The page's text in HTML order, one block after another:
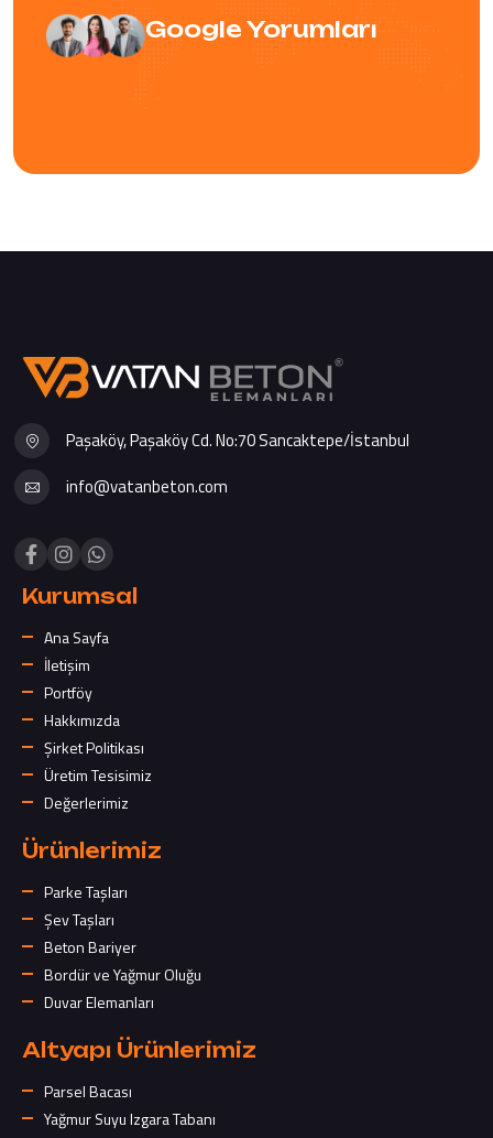
Google Yorumları
Paşaköy, Paşaköy Cd. No:70 Sancaktepe/İstanbul
info@vatanbeton.com
Kurumsal
Ana Sayfa
İletişim
Portföy
Hakkımızda
Şirket Politikası
Üretim Tesisimiz
Değerlerimiz
Ürünlerimiz
Parke Taşları
Şev Taşları
Beton Bariyer
Bordür ve Yağmur Oluğu
Duvar Elemanları
Altyapı Ürünlerimiz
Parsel Bacası
Yağmur Suyu Izgara Tabanı